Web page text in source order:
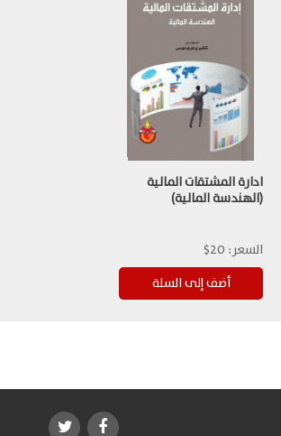
ادارة المشتقات المالية
(الهندسة المالية)
السعر: 20$